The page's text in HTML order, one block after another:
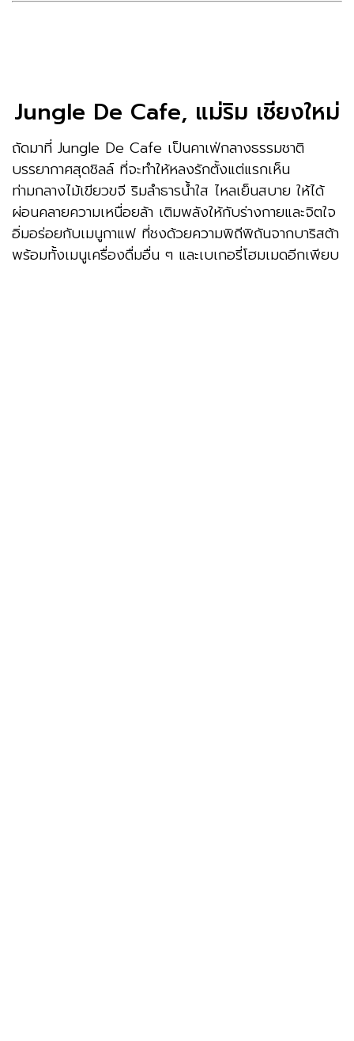
Jungle De Cafe, แม่ริม เชียงใหม่
ถัดมาที่ Jungle De Cafe เป็นคาเฟ่กลางธรรมชาติ
บรรยากาศสุดชิลล์ ที่จะทำให้หลงรักตั้งแต่แรกเห็น
ท่ามกลางไม้เขียวขจี ริมลำธารน้ำใส ไหลเย็นสบาย ให้ได้
ผ่อนคลายความเหนื่อยล้า เติมพลังให้กับร่างกายและจิตใจ
อิ่มอร่อยกับเมนูกาแฟ ที่ชงด้วยความพิถีพิถันจากบาริสต้า
พร้อมทั้งเมนูเครื่องดื่มอื่น ๆ และเบเกอรี่โฮมเมดอีกเพียบ